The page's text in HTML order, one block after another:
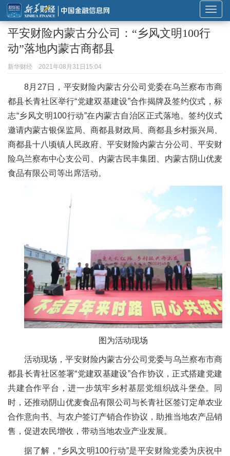
展
开
导
航
平安财险内蒙古分公司：“乡风文明100行
动”落地内蒙古商都县
新华财经 2021年08月31日15:04
8月27日，平安财险内蒙古分公司党委在乌兰察布市商
都县长青社区举行“党建双基建设”合作揭牌及签约仪式，标
志“乡风文明100行动”在内蒙古自治区正式落地。签约仪式
邀请内蒙古银保监局、商都县财政局、商都县乡村振兴局、
商都县十八顷镇人民政府、平安财险内蒙古分公司、平安财
险乌兰察布中心支公司、内蒙古民丰集团、内蒙古阴山优麦
食品有限公司等出席活动。
图为活动现场
活动现场，平安财险内蒙古分公司党委与乌兰察布市商
都县长青社区签署“党建双基建设”合作协议，正式搭建党建
共建合作平台，进一步筑牢乡村基层党组织战斗堡垒。同
时，还推动阴山优麦食品有限公司与长青社区签订定单农业
合作意向书、与农户签订产销合作协议，助推当地农产品销
售，促进农民增收，带动当地农业产业发展。
据了解，“乡风文明100行动”是平安财险党委为庆祝中